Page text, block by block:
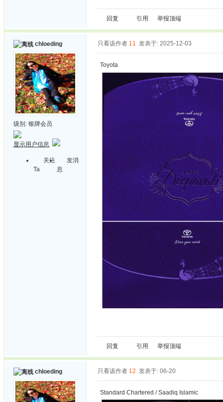
回复 引用 举报顶端
chloeding
级别: 银牌会员
显示用户信息
关注
Ta
发消
息
只看该作者 11 发表于: 2025-12-03
Toyota
回复 引用 举报顶端
chloeding 只看该作者 12 发表于: 06-20
Standard Chartered / Saadiq Islamic